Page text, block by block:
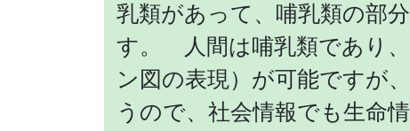
乳類があって、哺乳類の部
す。 人間は哺乳類であり
ン図の表現）が可能ですが
うので、社会情報でも生命